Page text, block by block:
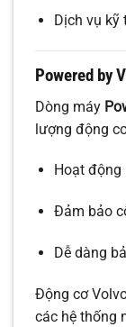
Dịch vụ kỹ
Powered by
Dòng máy
lượng động
Hoạt động
Đảm bảo
Dễ dàng
Động cơ
các hệ thống